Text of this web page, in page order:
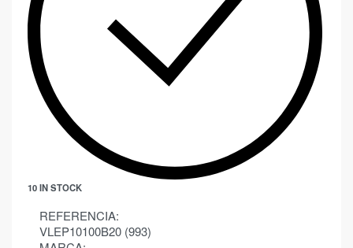
10 IN STOCK
REFERENCIA:
VLEP10100B20 (993)